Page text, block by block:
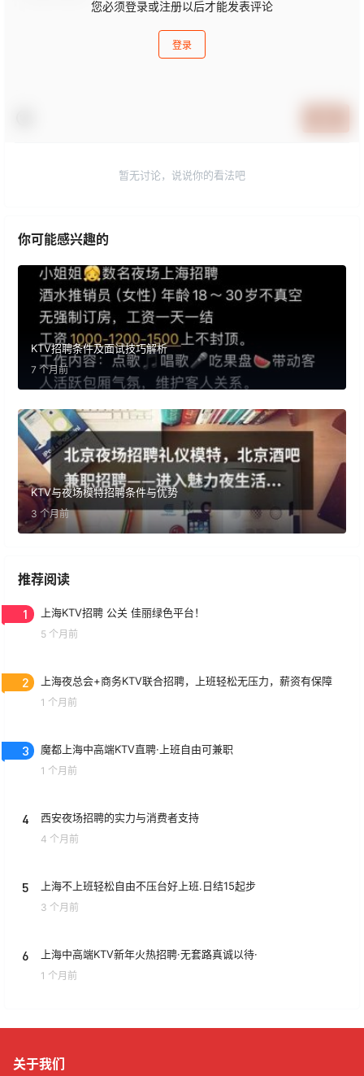
您必须登录或注册以后才能发表评论
登录
暂无讨论，说说你的看法吧
你可能感兴趣的
KTV招聘条件及面试技巧解析
7 个月前
KTV与夜场模特招聘条件与优势
3 个月前
推荐阅读
1 上海KTV招聘 公关 佳丽绿色平台！
5 个月前
2 上海夜总会+商务KTV联合招聘，上班轻松无压力，薪资有保障
1 个月前
3 魔都上海中高端KTV直聘·上班自由可兼职
1 个月前
4 西安夜场招聘的实力与消费者支持
4 个月前
5 上海不上班轻松自由不压台好上班.日结15起步
3 个月前
6 上海中高端KTV新年火热招聘·无套路真诚以待·
1 个月前
关于我们